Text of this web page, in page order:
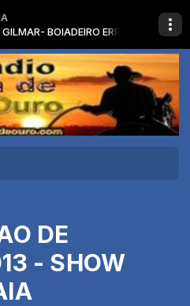
BOIADEIRO ERRANTE E ULTIMO
DE
- SHOW